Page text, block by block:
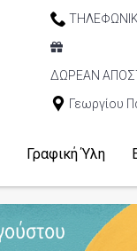
ΔΩΡΕΑΝ
Γεωργίου
Γραφική Ύλη